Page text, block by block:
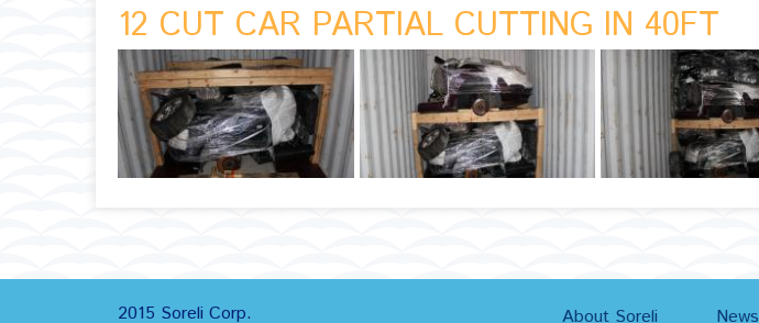
12 CUT CAR PARTIAL CUTTING IN 40FT
2015 Soreli Corp. About Soreli News